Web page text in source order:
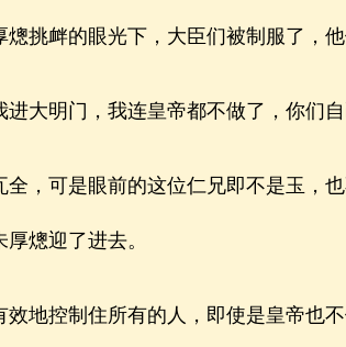
衅的眼光下，大臣们被制服了，他
明门，我连皇帝都不做了，你们自
可是眼前的这位仁兄即不是玉，
熜迎了进去。
控制住所有的人，即使是皇帝也不